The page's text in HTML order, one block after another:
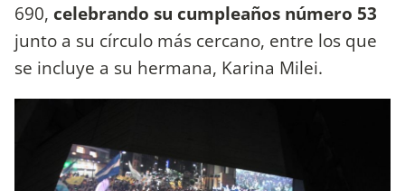
690, celebrando su cumpleaños número 53
junto a su círculo más cercano, entre los que
se incluye a su hermana, Karina Milei.